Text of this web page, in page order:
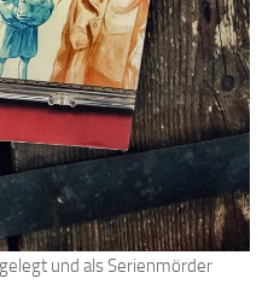
und als Serienmörder